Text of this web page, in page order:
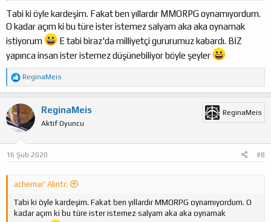
Tabi ki öyle kardeşim. Fakat ben yıllardır MMORPG oynamıyordum.
O kadar açım ki bu türe ister istemez salyam aka aka oynamak
istiyorum
E tabi biraz'da milliyetçi gururumuz kabardı. BİZ
yapınca insan ister istemez düşünebiliyor böyle şeyler
T
e
p
k
i
l
r
ReginaMeis
ReginaMeis
Aktif Oyuncu
ReginaMeis
16 Şub 2020 #8
achernar' Alıntı:
Tabi ki öyle kardeşim. Fakat ben yıllardır MMORPG oynamıyordum. O
kadar açım ki bu türe ister istemez salyam aka aka oynamak